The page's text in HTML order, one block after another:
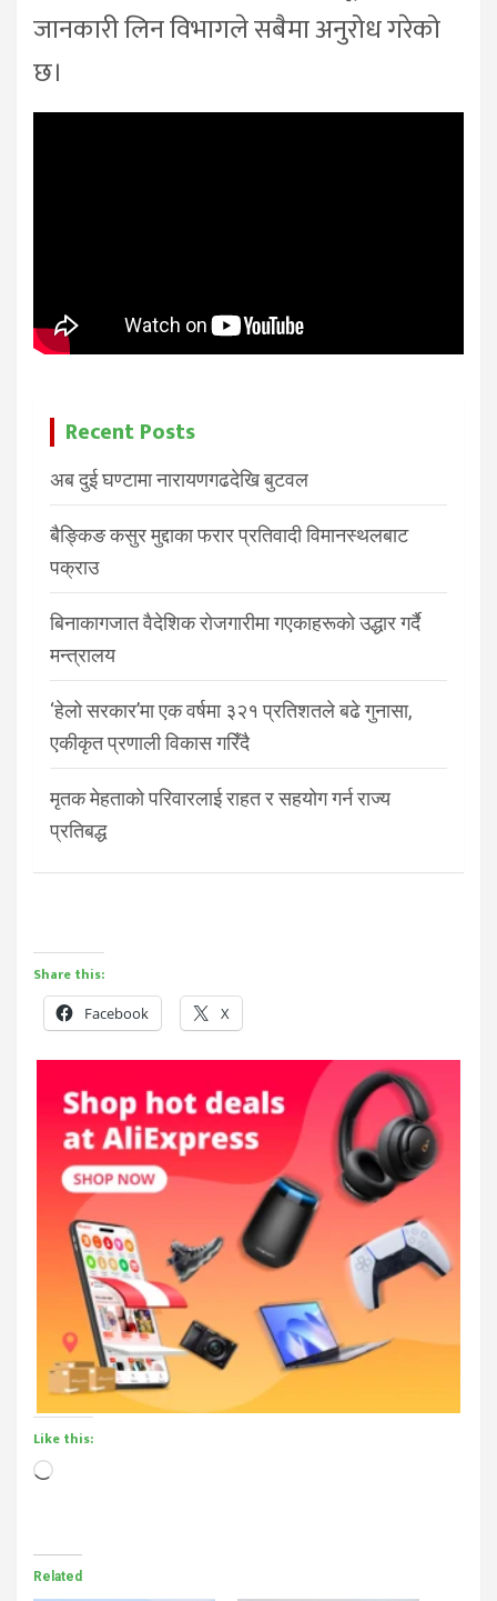
जानकारी लिन विभागले सबैमा अनुरोध गरेको
छ।
Recent Posts
अब दुई घण्टामा नारायणगढदेखि बुटवल
बैङ्किङ कसुर मुद्दाका फरार प्रतिवादी विमानस्थलबाट
पक्राउ
बिनाकागजात वैदेशिक रोजगारीमा गएकाहरूको उद्धार गर्दै
मन्त्रालय
‘हेलो सरकार’मा एक वर्षमा ३२१ प्रतिशतले बढे गुनासा,
एकीकृत प्रणाली विकास गरिँदै
मृतक मेहताको परिवारलाई राहत र सहयोग गर्न राज्य
प्रतिबद्ध
Share this:
Facebook X
Like this:
Loading…
Related